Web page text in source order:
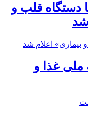
دستگاه قلب و
شد
غذا و